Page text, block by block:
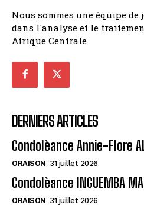
Nous sommes une équipe
dans l'analyse et le
Afrique Centrale
DERNIERS ARTICLES
Condolèance Annie-Flore
ORAISON 31 juillet 2026
Condolèance INGUEMBA
ORAISON 31 juillet 2026